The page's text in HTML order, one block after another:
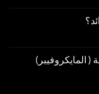
( المايكروفيبر)